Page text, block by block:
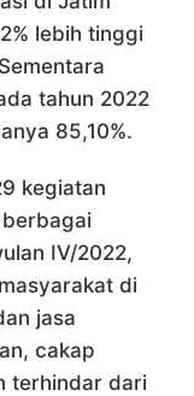
lebih tinggi
tahun 2022
85,10%.
kegiatan
IV/2022,
di
jasa
cakap
terhindar dari